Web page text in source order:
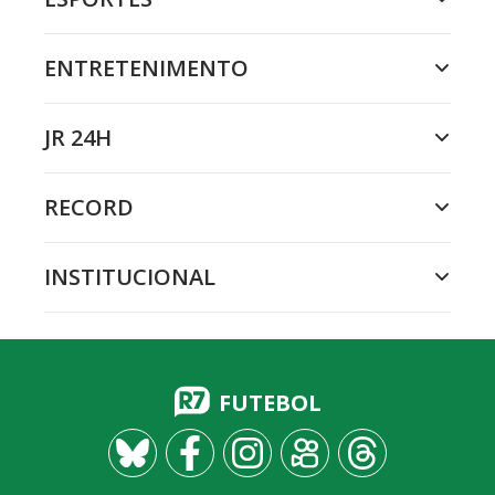
ENTRETENIMENTO
JR 24H
RECORD
INSTITUCIONAL
FUTEBOL